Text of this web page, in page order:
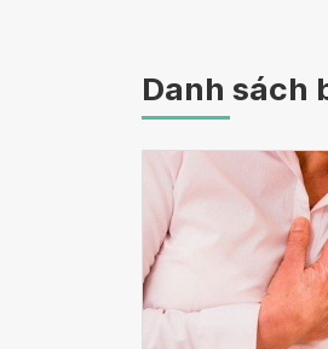
Danh sách